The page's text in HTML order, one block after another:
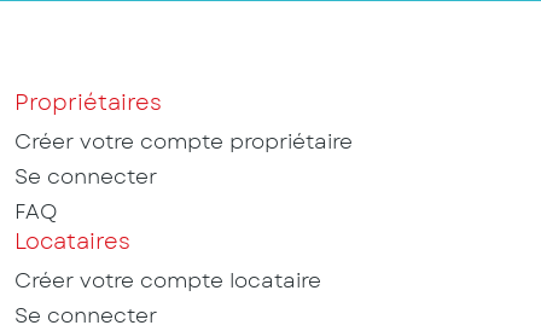
Propriétaires
Créer votre compte propriétaire
Se connecter
FAQ
Locataires
Créer votre compte locataire
Se connecter